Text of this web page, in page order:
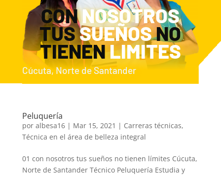
CONNOSOTROS
TUSSUEÑOSNO
TIENENLIMITES
Cúcuta, Norte de Santander
Peluquería
por albesa16| Mar 15, 2021 | Carreras técnicas,
Técnica en el área de belleza integral
01 con nosotros tus sueños no tienen límites Cúcuta,
Norte de Santander Técnico Peluquería Estudia y